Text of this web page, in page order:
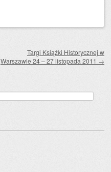
Targi Książki Historycznej w
Warszawie 24 – 27 listopada 2011 →